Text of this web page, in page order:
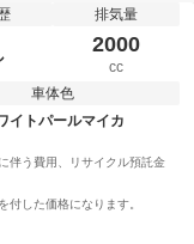
排気量
2000
cc
車体色
イトパールマイカ
伴う費用、リサイクル預託金
付した価格になります。